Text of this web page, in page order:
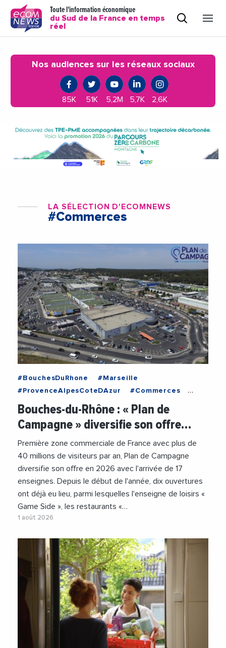
Toute l'information économique
du Sud de la France en temps
réel
Nos audiences sur les réseaux sociaux
85K 51K 5,2M 5,7K 2,6K
LA SÉLECTION D'ECOMNEWS
#Commerces
#BouchesDuRhone
#Marseille
#ProvenceAlpesCoteDAzur
#Commerces
#Economie
#Entreprises
Bouches-du-Rhône : « Plan de
Campagne » diversifie son offre…
Première zone commerciale de France avec plus de
40 millions de visiteurs par an, Plan de Campagne
diversifie son offre en 2026 avec l'arrivée de 17
enseignes. Depuis le début de l'année, dix ouvertures
ont déjà eu lieu, parmi lesquelles l'enseigne de loisirs «
Game Side », les restaurants «…
1 août 2026